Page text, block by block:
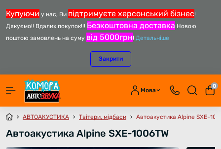
Купуючи у нас, Ви підтримуєте херсонський бізнес!
Дякуємо!! Вдалих покупок!!! Безкоштовна доставка Новою
поштою замовлень на суму від 5000грн! Детальніше
Закрити
Мова
0
АВТОАКУСТИКА Твітери, мідбаси Автоакустика Alpine SXE-
Автоакустика Alpine SXE-1006TW